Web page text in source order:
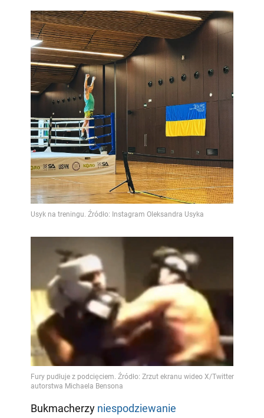
Bukmacherzy niespodziewanie